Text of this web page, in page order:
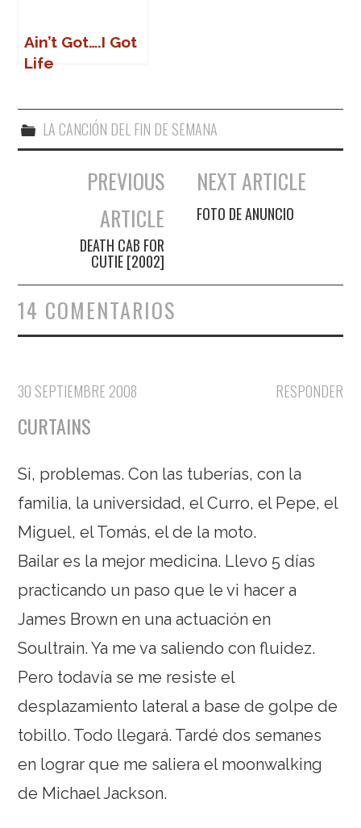
Ain’t Got….I Got
Life
LA CANCIÓN DEL FIN DE SEMANA
Navegación de entradas
PREVIOUS
ARTICLE
DEATH CAB FOR
CUTIE [2002]
NEXT ARTICLE
FOTO DE ANUNCIO
14 COMENTARIOS
RESPONDER
30 SEPTIEMBRE 2008
CURTAINS
Si, problemas. Con las tuberías, con la
familia, la universidad, el Curro, el Pepe, el
Miguel, el Tomás, el de la moto.
Bailar es la mejor medicina. Llevo 5 días
practicando un paso que le vi hacer a
James Brown en una actuación en
Soultrain. Ya me va saliendo con fluidez.
Pero todavía se me resiste el
desplazamiento lateral a base de golpe de
tobillo. Todo llegará. Tardé dos semanes
en lograr que me saliera el moonwalking
de Michael Jackson.